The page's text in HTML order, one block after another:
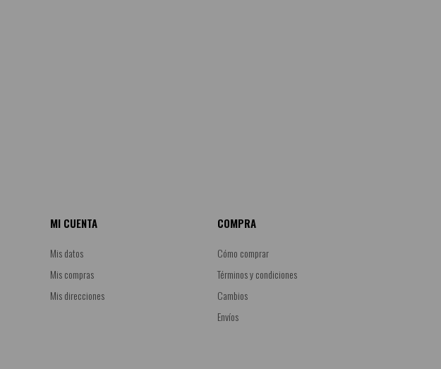
MI CUENTA
Mis datos
Mis compras
Mis direcciones
COMPRA
Cómo comprar
Términos y condiciones
Cambios
Envíos